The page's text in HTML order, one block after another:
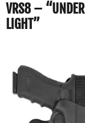
VRS8 –
LIGHT”